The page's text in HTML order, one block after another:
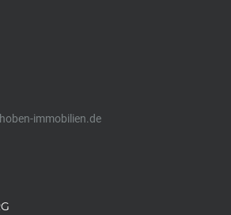
immobilien.de